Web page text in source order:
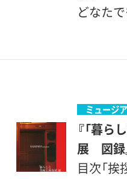
クショ
どなた
ミュージ
『「暮ら
展 図録
目次「挨